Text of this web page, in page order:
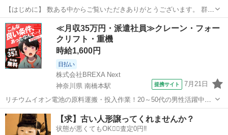
【はじめに】 数ある中からご覧いただきありがとうございます。 群馬
県の豊かな自然の中で、手間暇かけて育てた「令和7年産 あさひの
夢」をご案内します。 さまざまな料理に合わせやすい使い勝手の良い
お米をぜひ一度ご賞味くださ...
群馬 前橋市 食品 あさひ
≪月収35万円・派遣社員≫クレーン・フォー
クリフト・重機
時給1,600円
日払い
株式会社BREXA Next
神奈川県 南橋本駅
提携サイト 7月21日
リチウムイオン電池の原料運搬・投入作業！20～50代の男性活躍中★
ワンルーム寮完備！赴任旅費会社負担！年間休日130日★フォークリフ
ト免許お持ちの方、活躍中！就業先食堂利用可★《神奈川県相模原
市》 人気の工場のお仕事 ◇電...
神奈川 相模原市 南橋本駅 その他
【求】古い人形譲ってくれませんか？
状態が悪くてもOK🙆‍♀️査定0円‼️